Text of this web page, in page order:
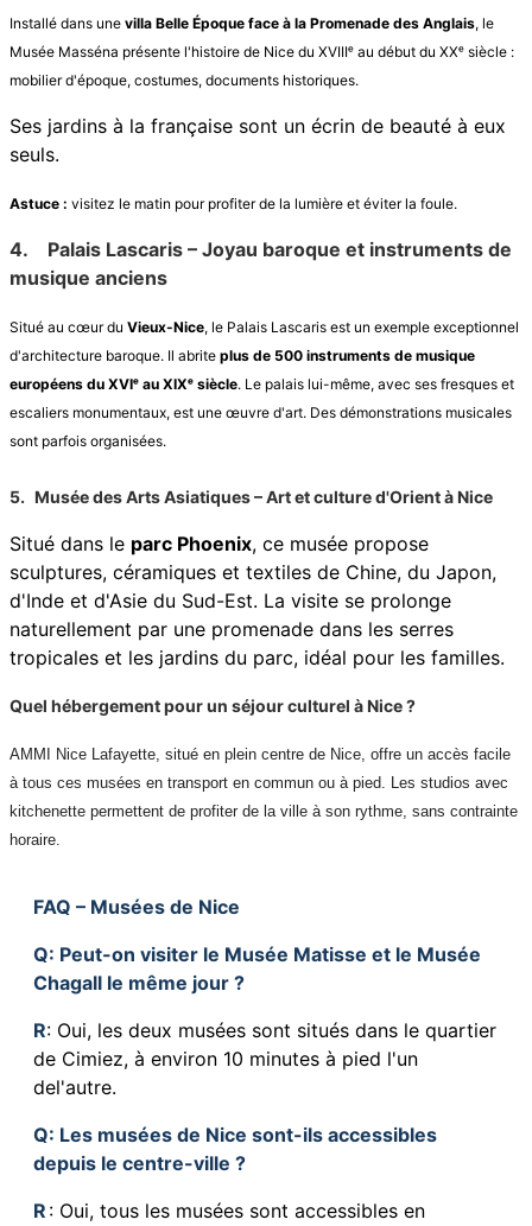
Installé dans une villa Belle Époque face à la Promenade des Anglais, le
Musée Masséna présente l'histoire de Nice du XVIIIᵉ au début du XXᵉ siècle :
mobilier d'époque, costumes, documents historiques.
Ses jardins à la française sont un écrin de beauté à eux
seuls.
Astuce : visitez le matin pour profiter de la lumière et éviter la foule.
4.
Palais Lascaris – Joyau baroque et instruments de
musique anciens
Situé au cœur du Vieux-Nice, le Palais Lascaris est un exemple exceptionnel
d'architecture baroque. Il abrite plus de 500 instruments de musique
européens du XVIᵉ au XIXᵉ siècle. Le palais lui-même, avec ses fresques et
escaliers monumentaux, est une œuvre d'art. Des démonstrations musicales
sont parfois organisées.
5. Musée des Arts Asiatiques – Art et culture d'Orient à Nice
Situé dans le parc Phoenix, ce musée propose
sculptures, céramiques et textiles de Chine, du Japon,
d'Inde et d'Asie du Sud-Est. La visite se prolonge
naturellement par une promenade dans les serres
tropicales et les jardins du parc, idéal pour les familles.
Quel hébergement pour un séjour culturel à Nice ?
AMMI Nice Lafayette, situé en plein centre de Nice, offre un accès facile
à tous ces musées en transport en commun ou à pied. Les studios avec
kitchenette permettent de profiter de la ville à son rythme, sans contrainte
horaire.
FAQ – Musées de Nice
Q: Peut-on visiter le Musée Matisse et le Musée
Chagall le même jour ?
R: Oui, les deux musées sont situés dans le quartier
de Cimiez, à environ 10 minutes à pied l'un
del'autre.
Q: Les musées de Nice sont-ils accessibles
depuis le centre-ville ?
R : Oui, tous les musées sont accessibles en